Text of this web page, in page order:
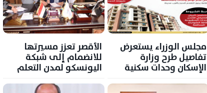
مجلس الوزراء يستعرض
تفاصيل طرح وزارة
الإسكان وحدات سكنية
الأقصر تعزز مسيرتها
للانضمام إلى شبكة
اليونسكو لمدن التعلم